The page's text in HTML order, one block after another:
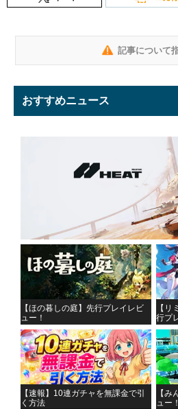
記事について
おすすめニュース
【ほの暮しの庭】先行プレイレビ
ュー！
【リ
行プ
【速報】10連ガチャを無課金で引
く方法
【み
ュー！